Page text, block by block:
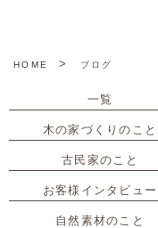
HOME > ブログ
一覧
木の家づくりのこと
古民家のこと
お客様インタビュー
自然素材のこと